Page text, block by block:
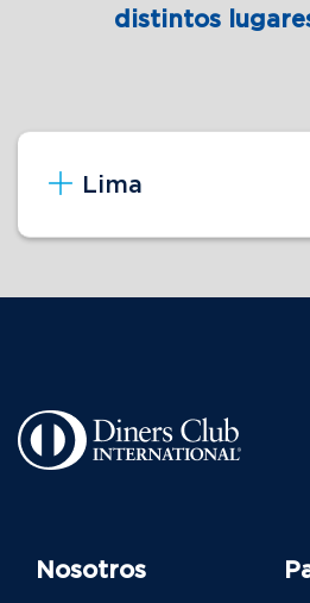
distintos
Lima
Nosotros